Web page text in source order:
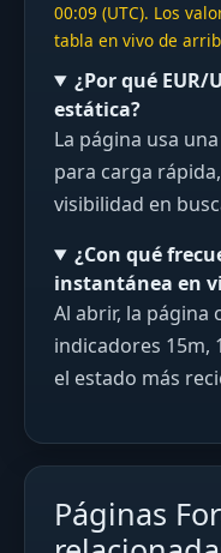
00:09 (UTC). Los
tabla en vivo de
¿Por qué EUR/
estática?
La página usa
para carga
visibilidad en
¿Con qué
instantánea en
Al abrir, la página
indicadores 15m,
el estado más
Páginas